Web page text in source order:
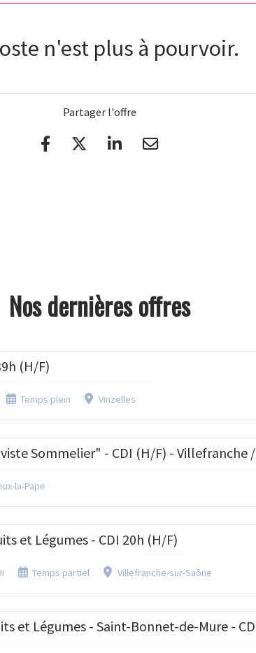
n'est plus à pourvoir.
Partager l'offre
Nos dernières offres
(H/F)
Temps plein Vinzelles
Sommelier" - CDI (H/F) - Villefranche
la-Pape
et Légumes - CDI 20h (H/F)
Temps partiel Villefranche-sur-Saône
et Légumes - Saint-Bonnet-de-Mure -